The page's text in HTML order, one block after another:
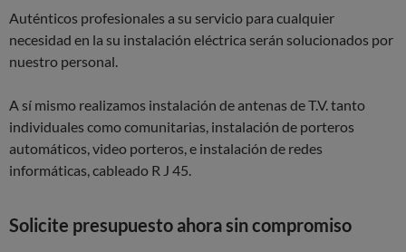
Auténticos profesionales a su servicio para cualquier
necesidad en la su instalación eléctrica serán solucionados por
nuestro personal.
A sí mismo realizamos instalación de antenas de T.V. tanto
individuales como comunitarias, instalación de porteros
automáticos, video porteros, e instalación de redes
informáticas, cableado R J 45.
Solicite presupuesto ahora sin compromiso